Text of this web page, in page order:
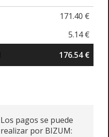
171.40 €
5.14 €
176.54 €
Los pagos se puede
realizar por BIZUM: